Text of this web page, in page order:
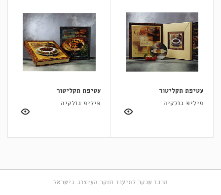
עטיפת תקליטור
פיליפ בולקיה
עטיפת תקליטור
פיליפ בולקיה
מרכז שנקר לתיעוד וחקר העיצוב בישראל